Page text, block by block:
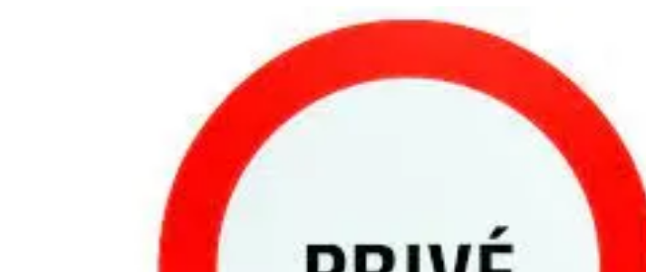
van
een
Geslaagd
Privé-
evenement